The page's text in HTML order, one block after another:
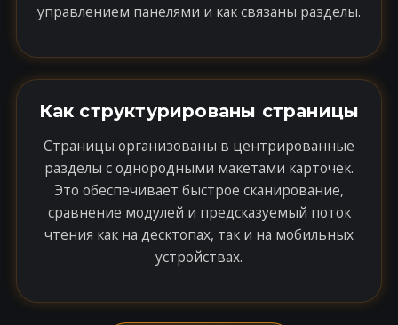
управлением панелями и как связаны разделы.
Как структурированы страницы
Страницы организованы в центрированные
разделы с однородными макетами карточек.
Это обеспечивает быстрое сканирование,
сравнение модулей и предсказуемый поток
чтения как на десктопах, так и на мобильных
устройствах.